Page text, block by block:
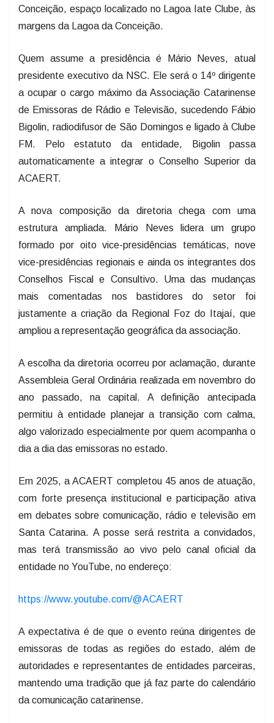
Conceição, espaço localizado no Lagoa Iate Clube, às
margens da Lagoa da Conceição.
Quem assume a presidência é Mário Neves, atual
presidente executivo da NSC. Ele será o 14º dirigente
a ocupar o cargo máximo da Associação Catarinense
de Emissoras de Rádio e Televisão, sucedendo Fábio
Bigolin, radiodifusor de São Domingos e ligado à Clube
FM. Pelo estatuto da entidade, Bigolin passa
automaticamente a integrar o Conselho Superior da
ACAERT.
A nova composição da diretoria chega com uma
estrutura ampliada. Mário Neves lidera um grupo
formado por oito vice-presidências temáticas, nove
vice-presidências regionais e ainda os integrantes dos
Conselhos Fiscal e Consultivo. Uma das mudanças
mais comentadas nos bastidores do setor foi
justamente a criação da Regional Foz do Itajaí, que
ampliou a representação geográfica da associação.
A escolha da diretoria ocorreu por aclamação, durante
Assembleia Geral Ordinária realizada em novembro do
ano passado, na capital. A definição antecipada
permitiu à entidade planejar a transição com calma,
algo valorizado especialmente por quem acompanha o
dia a dia das emissoras no estado.
Em 2025, a ACAERT completou 45 anos de atuação,
com forte presença institucional e participação ativa
em debates sobre comunicação, rádio e televisão em
Santa Catarina. A posse será restrita a convidados,
mas terá transmissão ao vivo pelo canal oficial da
entidade no YouTube, no endereço:
https://www.youtube.com/@ACAERT
A expectativa é de que o evento reúna dirigentes de
emissoras de todas as regiões do estado, além de
autoridades e representantes de entidades parceiras,
mantendo uma tradição que já faz parte do calendário
da comunicação catarinense.